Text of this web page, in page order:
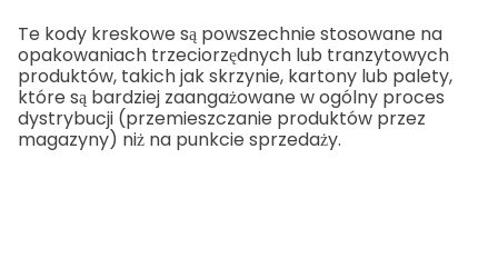
Te kody kreskowe są powszechnie stosowane na
opakowaniach trzeciorzędnych lub tranzytowych
produktów, takich jak skrzynie, kartony lub palety,
które są bardziej zaangażowane w ogólny proces
dystrybucji (przemieszczanie produktów przez
magazyny) niż na punkcie sprzedaży.